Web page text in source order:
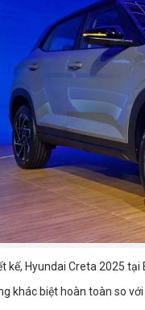
kế, Hyundai Creta 2025
khác biệt hoàn toàn so